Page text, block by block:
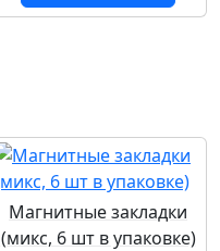
Магнитные закладки
(микс, 6 шт в упаковке)